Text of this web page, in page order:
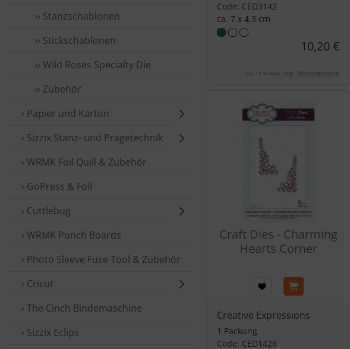
›› Stanzschablonen
›› Stickschablonen
›› Wild Roses Specialty Die
›› Zubehör
› Papier und Karton
› Sizzix Stanz- und Prägetechnik
› WRMK Foil Quill & Zubehör
› GoPress & Foil
› Cuttlebug
› WRMK Punch Boards
› Photo Sleeve Fuse Tool & Zubehör
› Cricut
› The Cinch Bindemaschine
› Sizzix Eclips
Code: CED3142
ca. 7 x 4,3 cm
10,20 €
inkl. 19 % MwSt. zzgl. Versandkosten
Craft Dies - Charming
Hearts Corner
Creative Expressions
1 Packung
Code: CED1428